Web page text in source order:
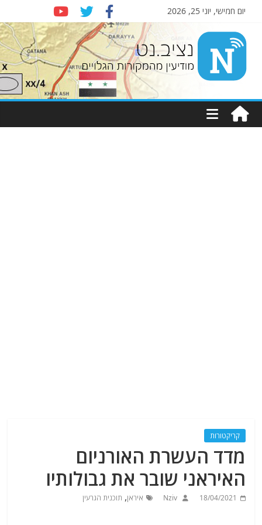
יום חמישי, יוני 25, 2026
Nziv.net
מודיעין
מהמקורות
קריקטורות
מדד העשרת האורניום
האיראני שובר את גבולותיו
18/04/2021
Nziv איראן, תוכנית הגרעין